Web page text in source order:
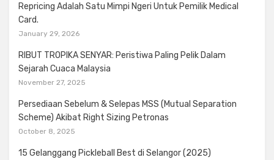
Repricing Adalah Satu Mimpi Ngeri Untuk Pemilik Medical
Card.
January 29, 2026
RIBUT TROPIKA SENYAR: Peristiwa Paling Pelik Dalam
Sejarah Cuaca Malaysia
November 27, 2025
Persediaan Sebelum & Selepas MSS (Mutual Separation
Scheme) Akibat Right Sizing Petronas
October 8, 2025
15 Gelanggang Pickleball Best di Selangor (2025)